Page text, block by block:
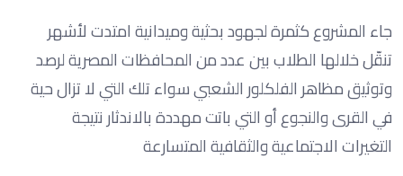
جاء المشروع كثمرة لجهود بحثية وميدانية امتدت لأشهر
تنقّل خلالها الطلاب بين عدد من المحافظات المصرية لرصد
وتوثيق مظاهر الفلكلور الشعبي سواء تلك التي لا تزال حية
في القرى والنجوع أو التي باتت مهددة بالاندثار نتيجة
التغيرات الاجتماعية والثقافية المتسارعة